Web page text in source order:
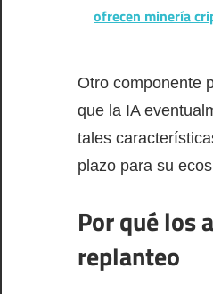
ofrecen minería
Otro componente
que la IA
tales
plazo para su
Por qué los
replanteo